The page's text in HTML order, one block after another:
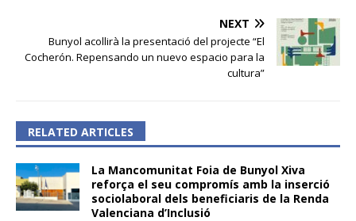
NEXT
Bunyol acollirà la presentació del projecte “El
Cocherón. Repensando un nuevo espacio para la
cultura”
RELATED ARTICLES
La Mancomunitat Foia de Bunyol Xiva
reforça el seu compromís amb la inserció
sociolaboral dels beneficiaris de la Renda
Valenciana d’Inclusió